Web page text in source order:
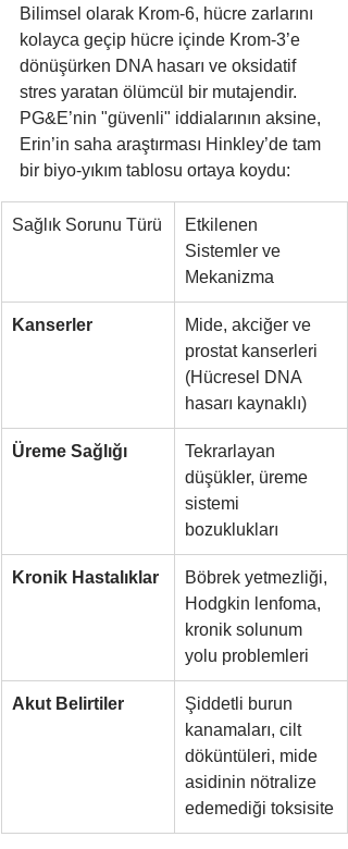
Bilimsel olarak Krom-6, hücre zarlarını
kolayca geçip hücre içinde Krom-3’e
dönüşürken DNA hasarı ve oksidatif
stres yaratan ölümcül bir mutajendir.
PG&E’nin "güvenli" iddialarının aksine,
Erin’in saha araştırması Hinkley’de tam
bir biyo-yıkım tablosu ortaya koydu:
Sağlık Sorunu Türü
Etkilenen
Sistemler ve
Mekanizma
Kanserler
Mide, akciğer ve
prostat kanserleri
(Hücresel DNA
hasarı kaynaklı)
Üreme Sağlığı
Tekrarlayan
düşükler, üreme
sistemi
bozuklukları
Kronik Hastalıklar
Böbrek yetmezliği,
Hodgkin lenfoma,
kronik solunum
yolu problemleri
Akut Belirtiler
Şiddetli burun
kanamaları, cilt
döküntüleri, mide
asidinin nötralize
edemediği toksisite